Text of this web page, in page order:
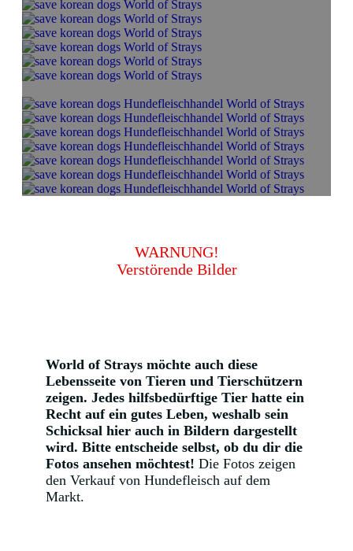
WARNUNG!
Verstörende Bilder
World of Strays möchte auch diese
Lebensseite von Tieren und Tierschützern
zeigen. Jedes hilfsbedürftige Tier hatte ein
Recht auf ein gutes Leben, weshalb sein
Schicksal hier auch in Bildern dargestellt
wird. Bitte entscheide selbst, ob du dir die
Fotos ansehen möchtest! Die Fotos zeigen
den Verkauf von Hundefleisch auf dem
Markt.